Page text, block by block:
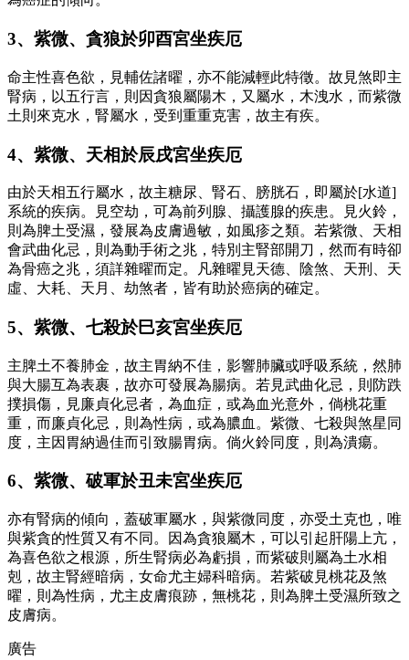
3、紫微、貪狼於卯酉宮坐疾厄
命主性喜色欲，見輔佐諸曜，亦不能減輕此特徵。故見煞即主
腎病，以五行言，則因貪狼屬陽木，又屬水，木洩水，而紫微
土則來克水，腎屬水，受到重重克害，故主有疾。
4、紫微、天相於辰戌宮坐疾厄
由於天相五行屬水，故主糖尿、腎石、膀胱石，即屬於[水道]
系統的疾病。見空劫，可為前列腺、攝護腺的疾患。見火鈴，
則為脾土受濕，發展為皮膚過敏，如風疹之類。若紫微、天相
會武曲化忌，則為動手術之兆，特別主腎部開刀，然而有時卻
為骨癌之兆，須詳雜曜而定。凡雜曜見天德、陰煞、天刑、天
虛、大耗、天月、劫煞者，皆有助於癌病的確定。
5、紫微、七殺於巳亥宮坐疾厄
主脾土不養肺金，故主胃納不佳，影響肺臟或呼吸系統，然肺
與大腸互為表裹，故亦可發展為腸病。若見武曲化忌，則防跌
撲損傷，見廉貞化忌者，為血症，或為血光意外，倘桃花重
重，而廉貞化忌，則為性病，或為膿血。紫微、七殺與煞星同
度，主因胃納過佳而引致腸胃病。倘火鈴同度，則為潰瘍。
6、紫微、破軍於丑未宮坐疾厄
亦有腎病的傾向，蓋破軍屬水，與紫微同度，亦受土克也，唯
與紫貪的性質又有不同。因為貪狼屬木，可以引起肝陽上亢，
為喜色欲之根源，所生腎病必為虧損，而紫破則屬為土水相
剋，故主腎經暗病，女命尤主婦科暗病。若紫破見桃花及煞
曜，則為性病，尤主皮膚痕跡，無桃花，則為脾土受濕所致之
皮膚病。
廣告